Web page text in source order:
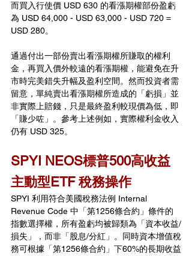
而買入行使價 USD 630 的看漲期權部份盈虧
為 USD 64,000 - USD 63,000 - USD 720 =
USD 280。
通過付出一部份賣出看漲期權所賺取的權利
金，再買入價外較遠的看漲期權，能避免在升
市時完美錯失升幅及盈利空間。然而投資者需
留意，單純賣出看漲期權所造成的「虧損」並
非實際上賠錢，只是最終盈利較現價為低，即
「賺少咗」。參考上述例如，實際權利金收入
仍有 USD 325。
SPYI NEOS標普500高收益
主動型ETF 稅務操作
SPYI 利用符合美國稅務法例 Internal
Revenue Code 中「第1256條合約」條件的
指數選擇權，所有盈虧均被歸類為「資本收益/
損失」，而非「股息/分紅」。同時資本增值稅
務可根據「第1256條合約」下60%的長期收益